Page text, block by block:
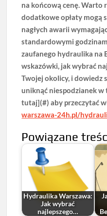
na końcową cenę.Warto
dodatkowe opłaty mogą
nagłych awarii
standardowymi
zaufanego hydraulika na
wskazówki, jak wybrać
Twojej okolicy, i dowiedz
uniknąć niespodzianek
tutaj](#) aby przeczytać
warszawa-24h.pl/
Powiązane
Hydraulika Warszawa:
Jak wybrać
najlepszego…